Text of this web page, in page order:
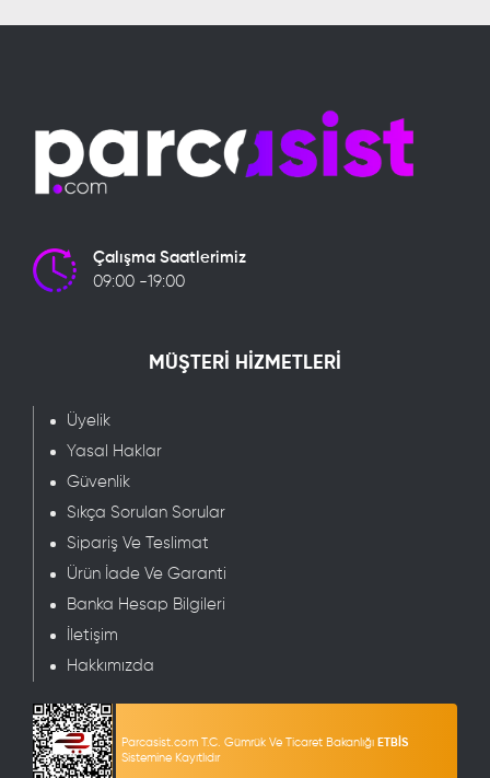
Çalışma Saatlerimiz
09:00 -19:00
MÜŞTERİ HİZMETLERİ
Üyelik
Yasal Haklar
Güvenlik
Sıkça Sorulan Sorular
Sipariş Ve Teslimat
Ürün İade Ve Garanti
Banka Hesap Bilgileri
İletişim
Hakkımızda
Parcasist.com T.C. Gümrük Ve Ticaret Bakanlığı ETBİS
Sistemine Kayıtlıdır